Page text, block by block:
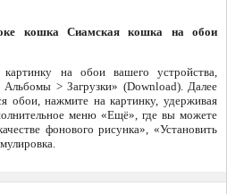
кошка Сиамская кошка на обои
на обои вашего устройства,
Альбомы > Загрузки» (Download). Далее
обои, нажмите на картинку, удерживая
меню «Ещё», где вы можете
фонового рисунка», «Установить